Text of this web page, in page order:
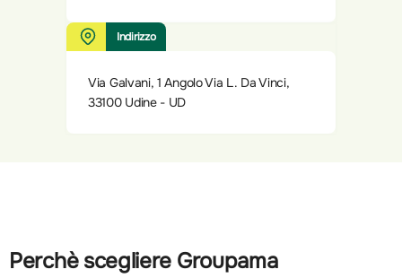
Indirizzo
Via Galvani, 1 Angolo Via L. Da Vinci,
33100 Udine - UD
Perchè scegliere Groupama